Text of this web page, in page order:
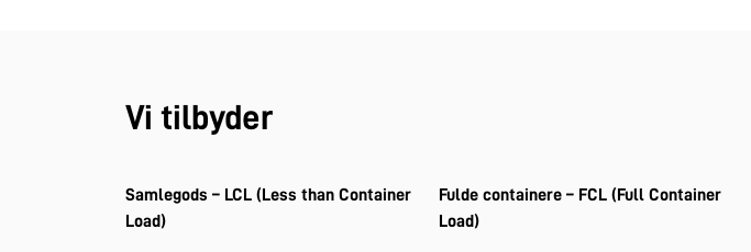
Vi tilbyder
Samlegods – LCL (Less than Container
Load)
Fulde containere – FCL (Full Container
Load)